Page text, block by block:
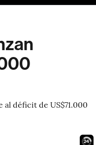
déficit de US$71.000
23